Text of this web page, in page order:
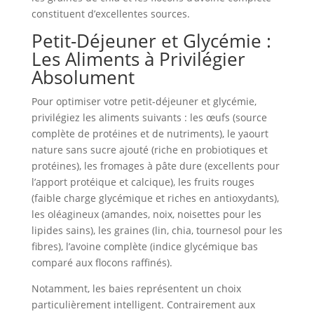
constituent d’excellentes sources.
Petit-Déjeuner et Glycémie :
Les Aliments à Privilégier
Absolument
Pour optimiser votre petit-déjeuner et glycémie,
privilégiez les aliments suivants : les œufs (source
complète de protéines et de nutriments), le yaourt
nature sans sucre ajouté (riche en probiotiques et
protéines), les fromages à pâte dure (excellents pour
l’apport protéique et calcique), les fruits rouges
(faible charge glycémique et riches en antioxydants),
les oléagineux (amandes, noix, noisettes pour les
lipides sains), les graines (lin, chia, tournesol pour les
fibres), l’avoine complète (indice glycémique bas
comparé aux flocons raffinés).
Notamment, les baies représentent un choix
particulièrement intelligent. Contrairement aux